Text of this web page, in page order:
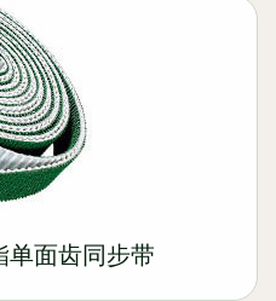
单面齿同步带